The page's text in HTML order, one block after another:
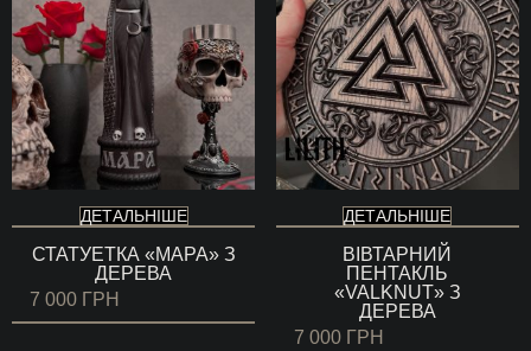
ДЕТАЛЬНІШЕ
СТАТУЕТКА «МАРА» З
ДЕРЕВА
7 000 ГРН
ДЕТАЛЬНІШЕ
ВІВТАРНИЙ
ПЕНТАКЛЬ
«VALKNUT» З
ДЕРЕВА
7 000 ГРН